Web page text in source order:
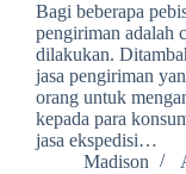
Bagi beberapa
pengiriman adalah
dilakukan.
jasa pengiriman
orang untuk
kepada para
jasa ekspedisi…
Madison